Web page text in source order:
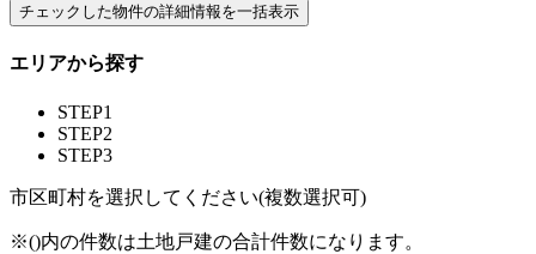
エリアから探す
STEP1
STEP2
STEP3
市区町村を選択してください(複数選択可)
※()内の件数は土地戸建の合計件数になります。